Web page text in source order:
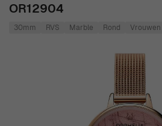
OR12904
30mm RVS Marble Rond Vrouwen